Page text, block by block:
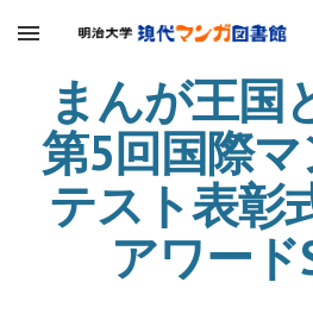
Skip to main content
まんが王国
第5回国際
テスト表彰
アワード